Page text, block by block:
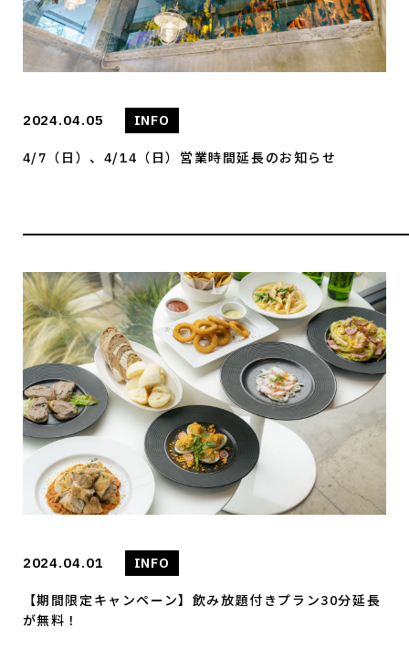
2024.04.05 INFO
4/7（日）、4/14（日）営業時間延長のお知らせ
2024.04.01 INFO
【期間限定キャンペーン】飲み放題付きプラン30分延長
が無料！